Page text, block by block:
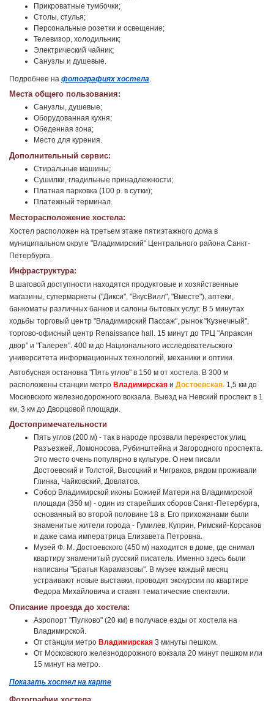
Прикроватные тумбочки;
Столы, стулья;
Персональные розетки и освещение;
Телевизор, холодильник;
Электрический чайник;
Санузлы и душевые.
Подробнее на фотографиях хостела.
Места общего пользования:
Санузлы, душевые;
Оборудованная кухня;
Обеденная зона;
Место для курения.
Дополнительный сервис:
Стиральные машины;
Сушилки, гладильные принадлежности;
Платная парковка (100 р. в сутки);
Платежный терминал.
Месторасположение хостела:
Хостел расположен на третьем этаже пятиэтажного дома в
муниципальном округе "Владимирский" Центрального района Санкт-
Петербурга.
Инфраструктура:
В шаговой доступности находятся продуктовые и хозяйственные
магазины, супермаркеты ("Дикси", "ВкусВилл", "Вместе"), аптеки,
банкоматы различных банков и салоны бытовых услуг. В 5 минутах
ходьбы торговый центр "Владимирский Пассаж", рынок "Кузнечный",
торгово-офисный центр Renaissance hall. 15 минут до ТРЦ "Апраксин
двор" и "Галерея". 400 м до Национального исследовательского
университета информационных технологий, механики и оптики.
Автобусная остановка "Пять углов" в 150 м от хостела. В 300 м
расположены станции метро Владимирская и Достоевская. 1,5 км до
Московского железнодорожного вокзала. Выезд на Невский проспект в 1
км, 3 км до Дворцовой площади.
Достопримечательности
Пять углов (200 м) - так в народе прозвали перекресток улиц
Разъезжей, Ломоносова, Рубинштейна и Загородного проспекта.
Это место очень популярно в культуре. О нем писали
Достоевский и Толстой, Высоцкий и Чиграков, рядом проживали
Глинка, Чайковский, Довлатов.
Собор Владимирской иконы Божией Матери на Владимирской
площади (350 м) - один из старейших сборов Санкт-Петербурга,
основанный во второй половине 18 в. Его прихожанами были
знаменитые жители города - Гумилев, Куприн, Римский-Корсаков
и даже сама императрица Елизавета Петровна.
Музей Ф. М. Достоевского (450 м) находится в доме, где снимал
квартиру знаменитый русский писатель. Именно здесь были
написаны "Братья Карамазовы". В музее каждый месяц
устраивают новые выставки, проводят экскурсии по квартире
Федора Михайловича и ставят тематические спектакли.
Описание проезда до хостела:
Аэропорт "Пулково" (20 км) в получасе езды от хостела на
Владимирской.
От станции метро Владимирская 3 минуты пешком.
От Московского железнодорожного вокзала 20 минут пешком или
15 минут на метро.
Показать хостел на карте